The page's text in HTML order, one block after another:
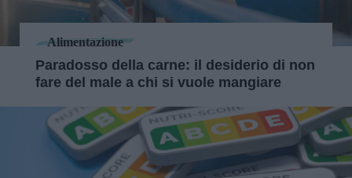
Alimentazione
Paradosso della carne: il desiderio di non
fare del male a chi si vuole mangiare